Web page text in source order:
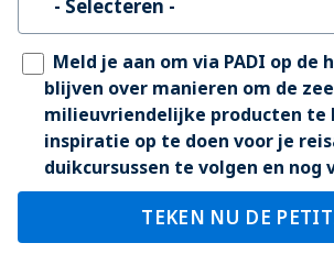
- Selecteren -
Meld je aan om via PADI op de
blijven over manieren om de
milieuvriendelijke producten te
inspiratie op te doen voor je
duikcursussen te volgen en nog
TEKEN NU DE